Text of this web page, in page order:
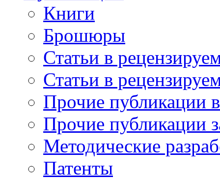
Книги
Брошюры
Статьи в
Статьи в
Прочие публикации
Прочие публикации
Методические
Патенты